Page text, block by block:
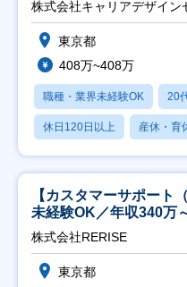
株式会社キャリアデザイン
東京都
408万~408万
職種・業界未経験OK 20
休日120日以上 産休・育
【カスタマーサポート
未経験OK／年収340万
株式会社RERISE
東京都